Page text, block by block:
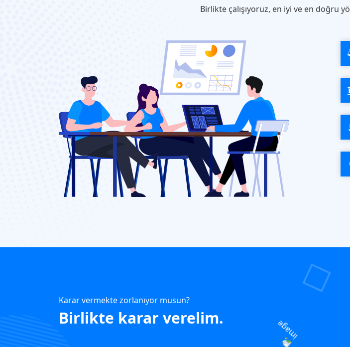
Birlikte çalışıyoruz, en iyi ve en doğru
Karar vermekte zorlanıyor musun?
Birlikte karar verelim.